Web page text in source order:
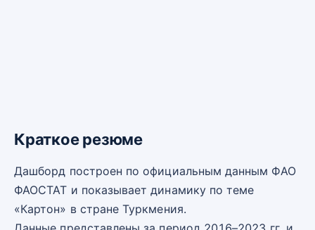
Краткое резюме
Дашборд построен по официальным данным ФАО
ФАОСТАТ и показывает динамику по теме
«Картон» в стране Туркмения.